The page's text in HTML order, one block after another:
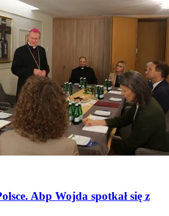
Abp Wojda spotkał się z